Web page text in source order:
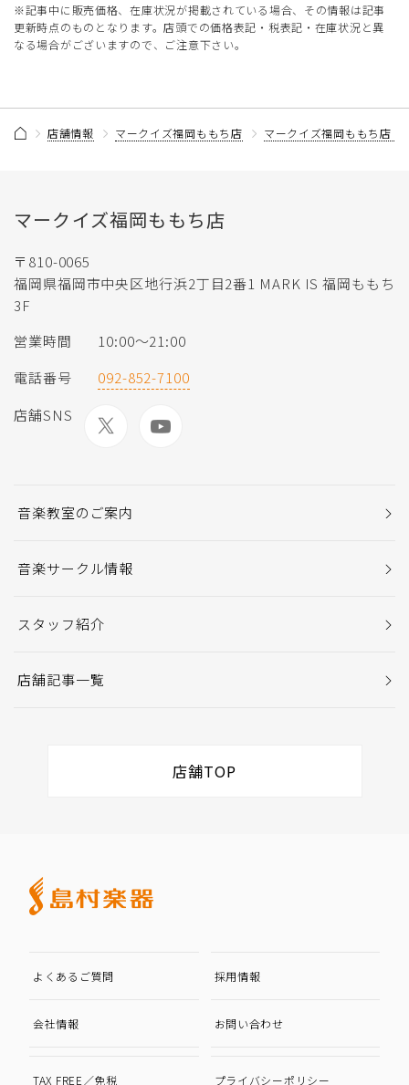
※記事中に販売価格、在庫状況が掲載されている場合、その情報は記事
更新時点のものとなります。店頭での価格表記・税表記・在庫状況と異
なる場合がございますので、ご注意下さい。
店舗情報 マークイズ福岡ももち店 マークイズ福岡ももち店
マークイズ福岡ももち店
〒810-0065
福岡県福岡市中央区地行浜2丁目2番1 MARK IS 福岡ももち
3F
営業時間
10:00～21:00
電話番号
092-852-7100
店舗SNS
音楽教室のご案内
音楽サークル情報
スタッフ紹介
店舗記事一覧
店舗TOP
よくあるご質問 採用情報
会社情報 お問い合わせ
TAX FREE／免税 プライバシーポリシー